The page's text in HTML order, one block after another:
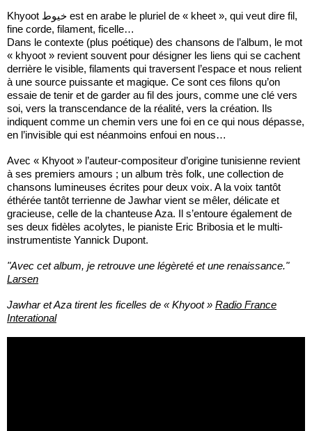
Khyoot خيوط est en arabe le pluriel de « kheet », qui veut dire fil,
fine corde, filament, ficelle…
Dans le contexte (plus poétique) des chansons de l’album, le mot
« khyoot » revient souvent pour désigner les liens qui se cachent
derrière le visible, filaments qui traversent l’espace et nous relient
à une source puissante et magique. Ce sont ces filons qu’on
essaie de tenir et de garder au fil des jours, comme une clé vers
soi, vers la transcendance de la réalité, vers la création. Ils
indiquent comme un chemin vers une foi en ce qui nous dépasse,
en l’invisible qui est néanmoins enfoui en nous…
Avec « Khyoot » l’auteur-compositeur d’origine tunisienne revient
à ses premiers amours ; un album très folk, une collection de
chansons lumineuses écrites pour deux voix. A la voix tantôt
éthérée tantôt terrienne de Jawhar vient se mêler, délicate et
gracieuse, celle de la chanteuse Aza. Il s’entoure également de
ses deux fidèles acolytes, le pianiste Eric Bribosia et le multi-
instrumentiste Yannick Dupont.
"Avec cet album, je retrouve une légèreté et une renaissance."
Larsen
Jawhar et Aza tirent les ficelles de « Khyoot » Radio France
Interational